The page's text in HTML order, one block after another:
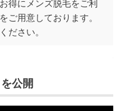
得にメンズ脱毛をご利
ご用意しております。
ださい。
公開